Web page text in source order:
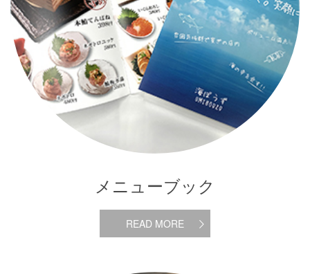
メニューブック
READ MORE